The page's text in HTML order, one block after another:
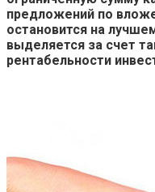
предложений по
остановится на
выделяется за счет
рентабельности